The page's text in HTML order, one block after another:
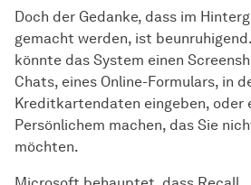
Doch der Gedanke, dass im
gemacht werden, ist
könnte das System einen
Chats, eines Online-Formulars, in
Kreditkartendaten eingeben, oder
Persönlichem machen, das Sie
möchten.